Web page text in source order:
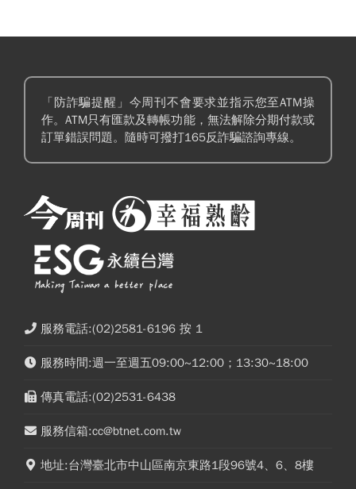
「防詐騙提醒」今周刊不會要求並指示您至ATM操
作。ATM只有匯款及轉帳功能，無法解除分期付款或
訂單錯誤問題。隨時可撥打165反詐騙諮詢專線。
服務電話:(02)2581-6196 按 1
服務時間:週一至週五09:00~12:00；13:30~18:00
傳真電話:(02)2531-6438
服務信箱:cc@btnet.com.tw
地址:台灣臺北市中山區南京東路1段96號4、6、8樓